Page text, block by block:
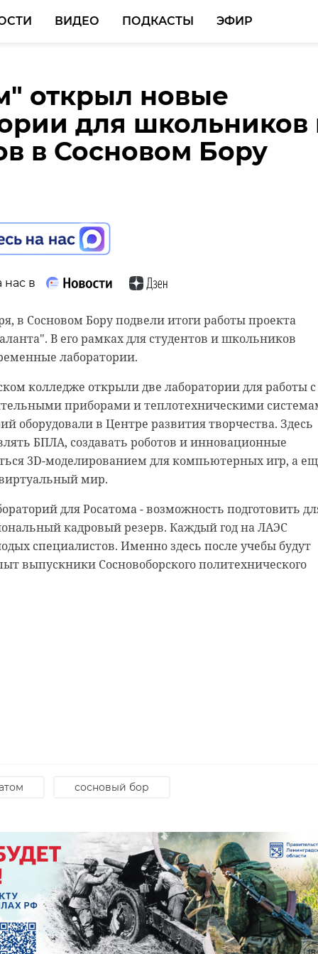
ВИДЕО ПОДКАСТЫ ЭФИР
открыл новые
для школьников
в Сосновом Бору
нас в
в Сосновом Бору подвели итоги работы проекта
В его рамках для студентов и школьников
лаборатории.
колледже открыли две лаборатории для работы с
приборами и теплотехническими
оборудовали в Центре развития творчества. Здесь
БПЛА, создавать роботов и инновационные
3D-моделированием для компьютерных игр, а
мир.
для Росатома - возможность подготовить
кадровый резерв. Каждый год на ЛАЭС
специалистов. Именно здесь после учебы будут
выпускники Сосновоборского политехнического
сосновый бор
назвали самые
увлечения
в 2023
садоводство стали наиболее популярными
из Ленинградской области в 2023 году. В ТОП-5
и домашние животные.
аналитики ОК, изучив интерес аудитории к
хобби с января по сентябрь 2023 года. Эксперты
22 миллиона пользователей, которые ежемесячно
выпечки, закусок и основных блюд. Те,
больше всего взаимодействовали с контентом о
оригами и декупаже – технике декорирования
вырезанных из бумаги рисунков. Среди домашних
и кошек, внимание пользователей ОК
курортам Азии. Чуть менее популярной оказалась
тематика. Она занимает первое место в рейтинге
полугодии ТОП-10 популярных хобби также
стали проявлять интерес астрологии, гаданиям,
сновидений.